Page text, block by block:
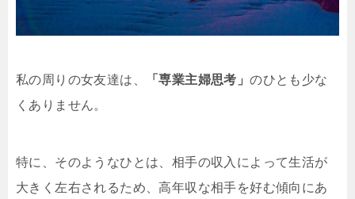
私の周りの女友達は、 「専業主婦思考」のひとも少な
くありません。
特に、そのようなひとは、相手の収入によって生活が
大きく左右されるため、高年収な相手を好む傾向にあ